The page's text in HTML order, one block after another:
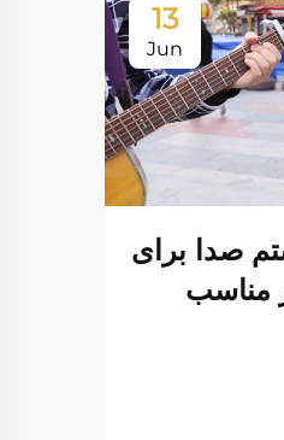
13
Jun
صدا برای
مناسب